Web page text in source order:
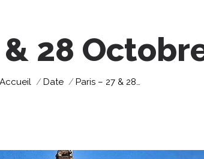
28
Vous êtes ici :
Accueil Date Paris – 27 & 28…